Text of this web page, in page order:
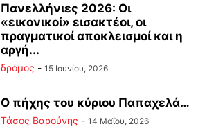
Πανελλήνιες 2026: Οι
«εικονικοί» εισακτέοι, οι
πραγματικοί αποκλεισμοί και η
αργή...
δρόμος - 15 Ιουνίου, 2026
Ο πήχης του κύριου Παπαχελά…
Τάσος Βαρούνης - 14 Μαΐου, 2026